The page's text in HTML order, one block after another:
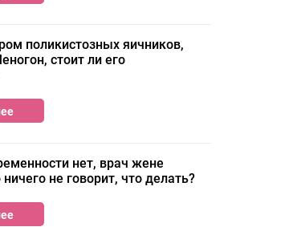
поликистозных яичников,
стоит ли его
нет, врач жене
не говорит, что делать?